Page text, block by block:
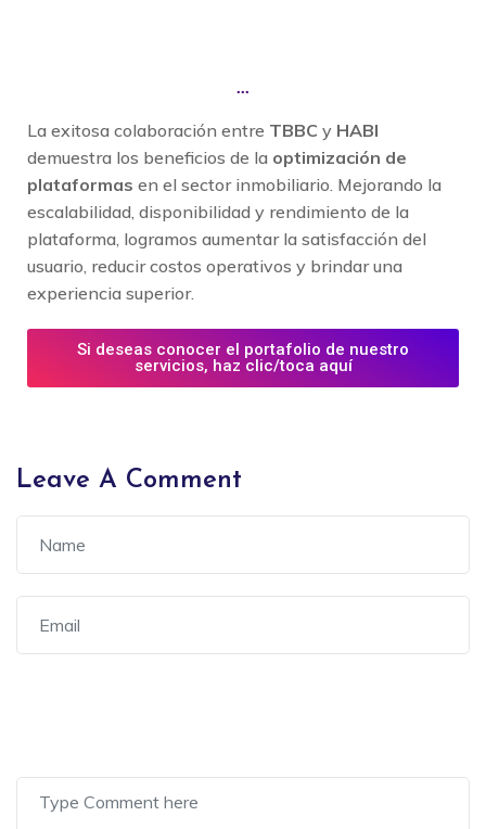
...
La exitosa colaboración entre TBBC y HABI
demuestra los beneficios de la optimización de
plataformas en el sector inmobiliario. Mejorando la
escalabilidad, disponibilidad y rendimiento de la
plataforma, logramos aumentar la satisfacción del
usuario, reducir costos operativos y brindar una
experiencia superior.
Si deseas conocer el portafolio de nuestro
servicios, haz clic/toca aquí
Leave A Comment